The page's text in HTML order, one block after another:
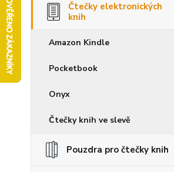
Čtečky elektronických
knih
Amazon Kindle
Pocketbook
Onyx
Čtečky knih ve slevě
Pouzdra pro čtečky knih